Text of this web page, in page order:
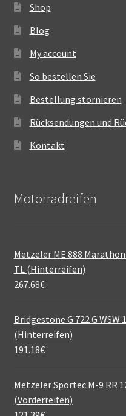
Shop
Blog
My account
So bestellen Sie
Bestellung stornieren
Rücksendungen und
Kontakt
Motorradreifen
Metzeler ME 888
TL (Hinterreifen)
267.68€
Bridgestone G 722 G WSW
(Hinterreifen)
191.18€
Metzeler Sportec M-9 RR
(Vorderreifen)